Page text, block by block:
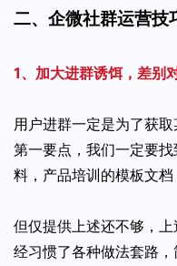
二、企微社群运营技
1、加大进群诱饵，差别
用户进群一定是为了获
第一要点，我们一定要
料，产品培训的模板文档
但仅提供上述还不够，
经习惯了各种做法套路